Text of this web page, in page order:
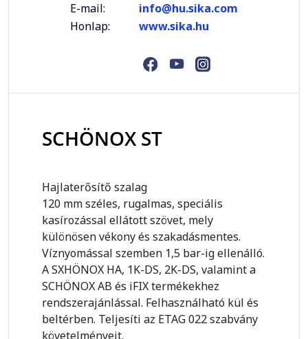
E-mail:
info@hu.sika.com
Honlap:
www.sika.hu
SCHÖNOX ST
Hajlaterősítő szalag
120 mm széles, rugalmas, speciális
kasírozással ellátott szövet, mely
különösen vékony és szakadásmentes.
Víznyomással szemben 1,5 bar-ig ellenálló.
A SXHÖNOX HA, 1K-DS, 2K-DS, valamint a
SCHÖNOX AB és iFIX termékekhez
rendszerajánlással. Felhasználható kül és
beltérben. Teljesíti az ETAG 022 szabvány
követelményeit.